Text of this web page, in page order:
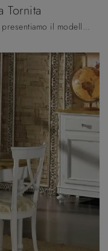
Tornita
Se desideri tavoli allungabili classici, ti presentiamo il modello da cucina in legno Malìa Abete Vecchio Gamba Tornita del brand Casa d'Oro.